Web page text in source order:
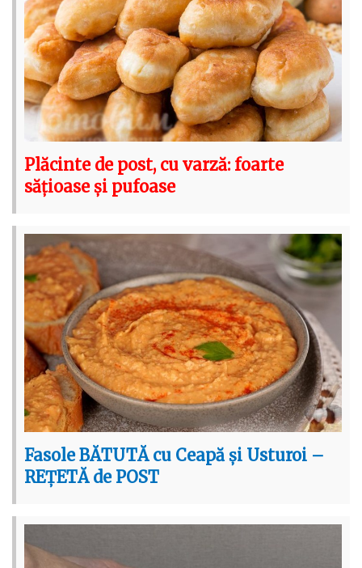
Plăcinte de post, cu varză: foarte
sățioase și pufoase
Fasole BĂTUTĂ cu Ceapă și Usturoi –
REȚETĂ de POST